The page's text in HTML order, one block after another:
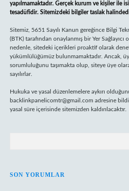
yapılmamaktadır. Gerçek kurum ve kişiler ile
tesadüfidir. Sitemizdeki bilgiler taslak
Sitemiz, 5651 Sayılı Kanun gereğince Bilgi
(BTK) tarafından onaylanmış bir Yer
nedenle, sitedeki içerikleri proaktif olarak
yükümlülüğümüz bulunmamaktadır. Ancak,
sorumluluğunu taşımakta olup, siteye üye
sayılırlar.
Hukuka ve yasal düzenlemelere aykırı
backlinkpanelicomtr@gmail.com adresine
yasal süre içerisinde sitemizden kaldırılacaktır.
SON YORUMLAR